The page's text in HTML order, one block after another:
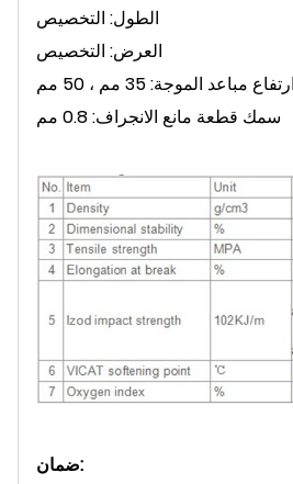
الطول: التخصيص
العرض: التخصيص
ارتفاع مباعد الموجة: 35 مم ، 50 مم
سمك قطعة مانع الانجراف: 0.8 مم
ضمان: